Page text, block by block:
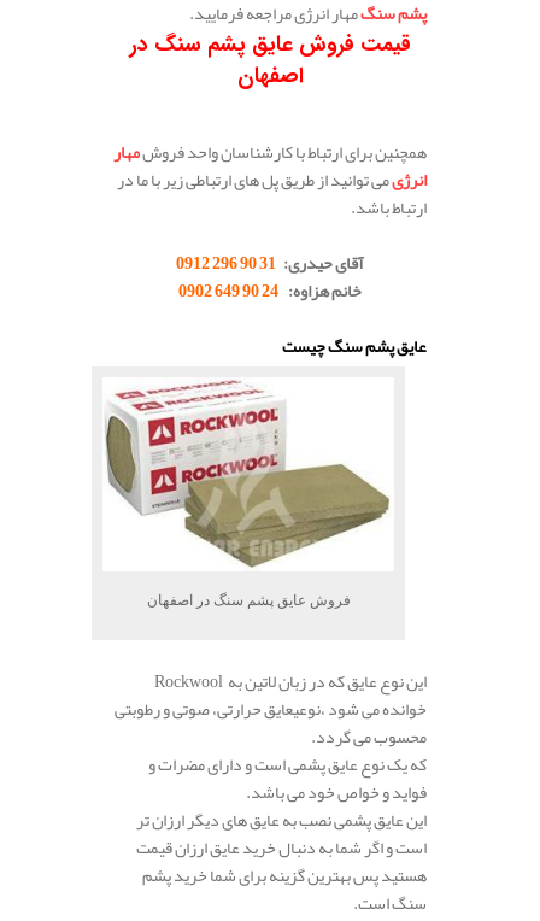
پشم سنگمهار انرژی مراجعه فرمایید.
قیمت فروش عایق پشم سنگ در
اصفهان
همچنین برای ارتباط با کارشناسان واحد فروشمهار
انرژیمی توانید از طریق پل های ارتباطی زیر با ما در
ارتباط باشد.
آقای حیدری: 31 90 296 0912
خانم هزاوه: 24 90 649 0902
عایق پشم سنگ چیست
فروش عایق پشم سنگ در اصفهان
این نوع عایق که در زبان لاتین بهRockwool
خوانده می شود ،نوعیعایق حرارتی، صوتی و رطوبتی
محسوب می گردد.
که یک نوع عایق پشمی است و دارای مضرات و
فواید و خواص خود می باشد.
این عایق پشمی نصب به عایق های دیگر ارزان تر
است و اگر شما به دنبال خرید عایق ارزان قیمت
هستید پس بهترین گزینه برای شما خرید پشم
سنگ است.